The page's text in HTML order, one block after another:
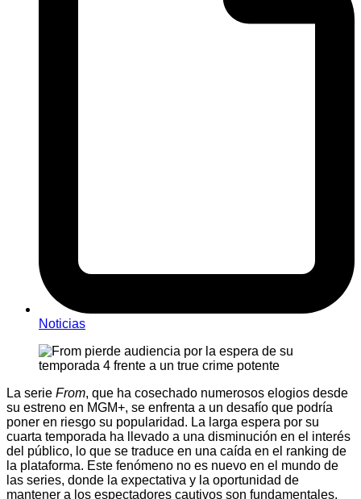
Noticias
La serie From, que ha cosechado numerosos elogios desde
su estreno en MGM+, se enfrenta a un desafío que podría
poner en riesgo su popularidad. La larga espera por su
cuarta temporada ha llevado a una disminución en el interés
del público, lo que se traduce en una caída en el ranking de
la plataforma. Este fenómeno no es nuevo en el mundo de
las series, donde la expectativa y la oportunidad de
mantener a los espectadores cautivos son fundamentales.